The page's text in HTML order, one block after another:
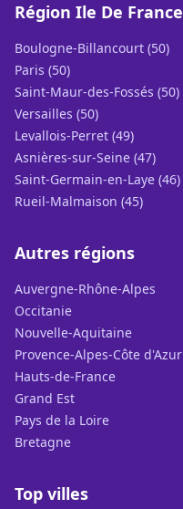
Région Ile De France
Boulogne-Billancourt (50)
Paris (50)
Saint-Maur-des-Fossés (50)
Versailles (50)
Levallois-Perret (49)
Asnières-sur-Seine (47)
Saint-Germain-en-Laye (46)
Rueil-Malmaison (45)
Autres régions
Auvergne-Rhône-Alpes
Occitanie
Nouvelle-Aquitaine
Provence-Alpes-Côte d'Azur
Hauts-de-France
Grand Est
Pays de la Loire
Bretagne
Top villes